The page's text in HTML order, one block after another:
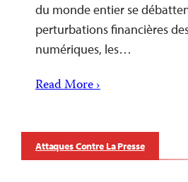
du monde entier se
perturbations financières
numériques, les…
Read More ›
Attaques Contre La Presse